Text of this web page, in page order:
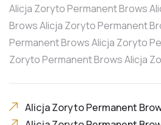
Alicja Zoryto Permanent Brows
Brows Alicja Zoryto Permanent
Permanent Brows Alicja Zoryto
Zoryto Permanent Brows Alicja
Alicja Zoryto Permanent